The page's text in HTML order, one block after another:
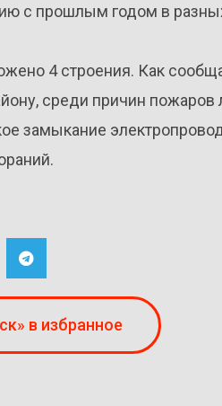
с прошлым годом в
4 строения. Как
среди причин пожаров
замыкание
в избранное